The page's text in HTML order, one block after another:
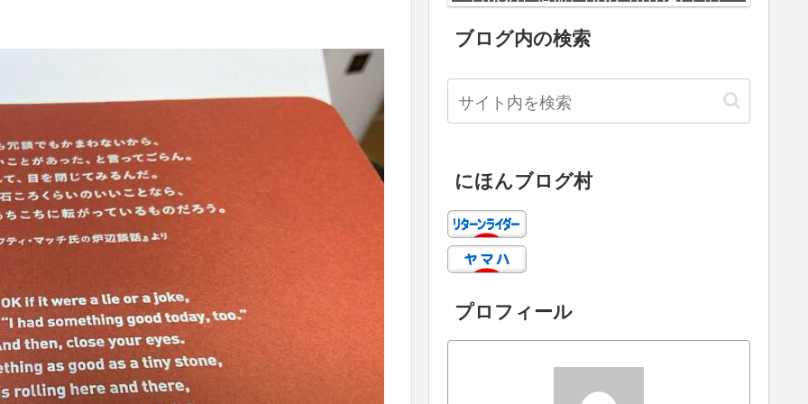
ブログ内の検索
にほんブログ村
プロフィール